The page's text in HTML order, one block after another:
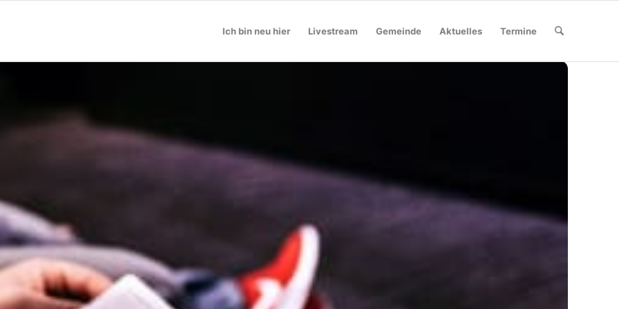
Ich bin neu hier Livestream Gemeinde Aktuelles Termine